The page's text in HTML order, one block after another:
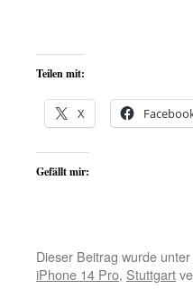
Teilen mit:
X
Gefällt mir:
Dieser Beitrag wurde unter
iPhone 14 Pro, Stuttgart